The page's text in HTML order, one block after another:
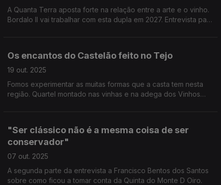
A Quanta Terra aposta forte na relação entre a arte e o vinho.
Bordalo II vai trabalhar com esta dupla em 2027. Entrevista para
Os encantos do Castelão feito no Tejo
19 out. 2025
Fomos experimentar as muitas formas que a casta tem nesta
região. Quartel montado nas vinhas e na adega dos Vinhos
"Ser clássico não é a mesma coisa de ser
conservador"
07 out. 2025
A segunda parte da entrevista a Francisco Bentos dos Santos
sobre como ficou a tomar conta da Quinta do Monte D Oiro.